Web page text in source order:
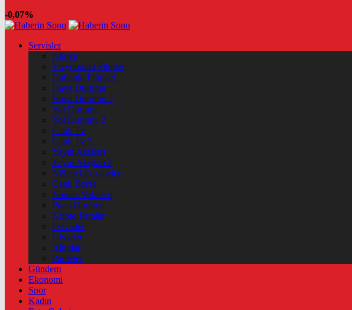
-0,07%
Servisler
Künye
Vizyondaki Filmler
Haftanin Filmleri
Hava Durumu
Hava Durumu 2
Yol Durumu
Yol Durumu 2
Canlı Tv
Canlı Tv 2
Yayın Akışları
Yayın Akışları 2
Nöbetçi Eczaneler
Canlı Borsa
Namaz Vakitleri
Puan Durumu
Kripto Paralar
Dövizler
Hisseler
Altınlar
Pariteler
Gündem
Ekonomi
Spor
Kadın